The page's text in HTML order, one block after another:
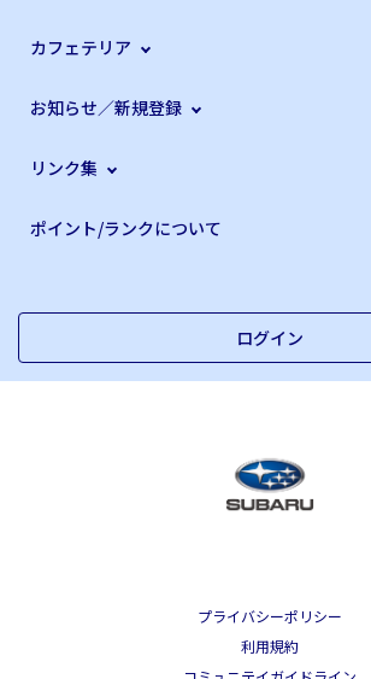
カフェテリア
お知らせ／新規登録
リンク集
ポイント/ランクについて
ログイン
プライバシーポリシー
利用規約